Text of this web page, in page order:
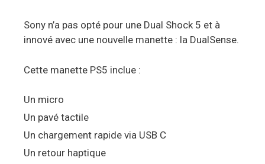
Sony n’a pas opté pour une Dual Shock 5 et à
innové avec une nouvelle manette : la DualSense.
Cette manette PS5 inclue :
Un micro
Un pavé tactile
Un chargement rapide via USB C
Un retour haptique